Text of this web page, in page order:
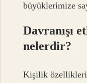
büyüklerimize
Davranışı
nelerdir?
Kişilik